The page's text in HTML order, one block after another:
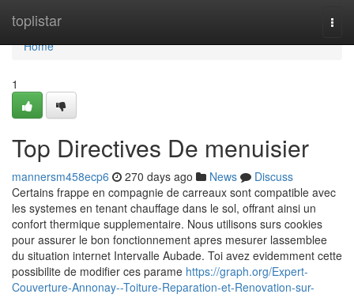
toplistar
Home
Home
1
Top Directives De menuisier
mannersm458ecp6 270 days ago News
Discuss
Certains frappe en compagnie de carreaux sont compatible avec
les systemes en tenant chauffage dans le sol, offrant ainsi un
confort thermique supplementaire. Nous utilisons surs cookies
pour assurer le bon fonctionnement apres mesurer lassemblee
du situation internet Intervalle Aubade. Toi avez evidemment cette
possibilite de modifier ces parame https://graph.org/Expert-
Couverture-Annonay--Toiture-Reparation-et-Renovation-sur-